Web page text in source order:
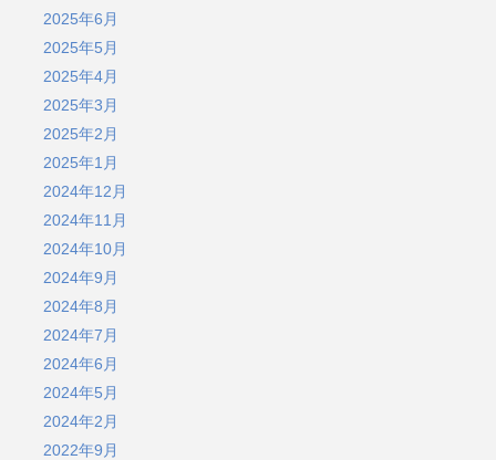
2025年6月
2025年5月
2025年4月
2025年3月
2025年2月
2025年1月
2024年12月
2024年11月
2024年10月
2024年9月
2024年8月
2024年7月
2024年6月
2024年5月
2024年2月
2022年9月